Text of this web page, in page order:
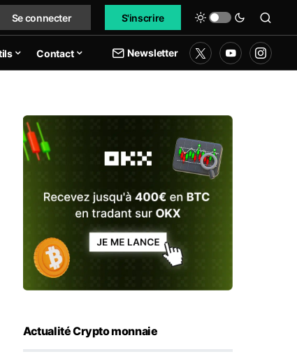
Se connecter S'inscrire
Contact Newsletter
Actualité Crypto monnaie